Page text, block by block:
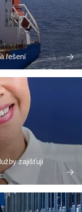
řešení
zajišťují